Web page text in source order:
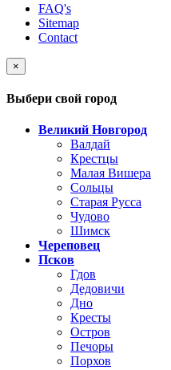
FAQ's
Sitemap
Contact
×
Выбери свой город
Великий Новгород
Валдай
Крестцы
Малая Вишера
Сольцы
Старая Русса
Чудово
Шимск
Череповец
Псков
Гдов
Дедовичи
Дно
Кресты
Остров
Печоры
Порхов